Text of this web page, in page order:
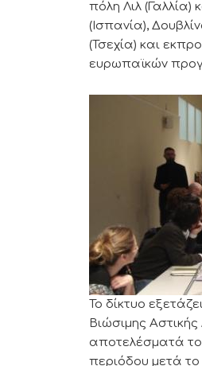
πόλη Λιλ (Γαλλία)
(Ισπανία),
(Τσεχία) και
ευρωπαϊκών
Το δίκτυο
Βιώσιμης
αποτελέσματά
περιόδου μετά το